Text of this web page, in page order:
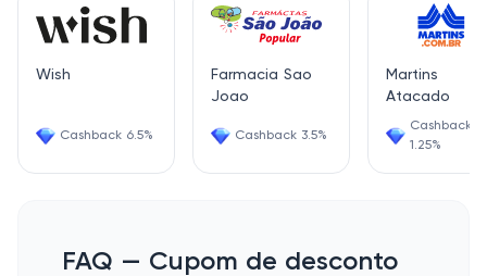
Wish
Cashback 6.5%
Farmacia Sao
Joao
Cashback 3.5%
Martins
Atacado
Cashback
1.25%
FAQ — Cupom de desconto